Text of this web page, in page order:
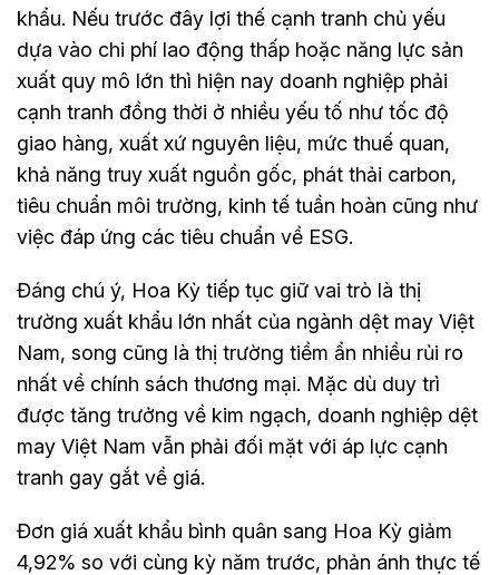
khẩu. Nếu trước đây lợi thế cạnh tranh chủ yếu
dựa vào chi phí lao động thấp hoặc năng lực sản
xuất quy mô lớn thì hiện nay doanh nghiệp phải
cạnh tranh đồng thời ở nhiều yếu tố như tốc độ
giao hàng, xuất xứ nguyên liệu, mức thuế quan,
khả năng truy xuất nguồn gốc, phát thải carbon,
tiêu chuẩn môi trường, kinh tế tuần hoàn cũng như
việc đáp ứng các tiêu chuẩn về ESG.
Đáng chú ý, Hoa Kỳ tiếp tục giữ vai trò là thị
trường xuất khẩu lớn nhất của ngành dệt may Việt
Nam, song cũng là thị trường tiềm ẩn nhiều rủi ro
nhất về chính sách thương mại. Mặc dù duy trì
được tăng trưởng về kim ngạch, doanh nghiệp dệt
may Việt Nam vẫn phải đối mặt với áp lực cạnh
tranh gay gắt về giá.
Đơn giá xuất khẩu bình quân sang Hoa Kỳ giảm
4,92% so với cùng kỳ năm trước, phản ánh thực tế